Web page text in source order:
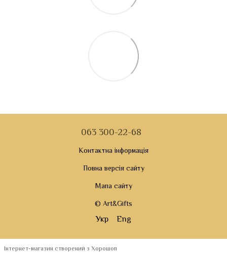
063 300-22-68
Контактна інформація
Повна версія сайту
Мапа сайту
© Art&Gifts
Укр Eng
Інтернет-магазин створений з Хорошоп